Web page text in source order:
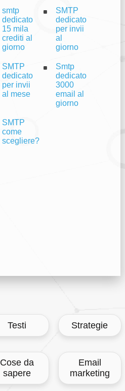
smtp
dedicato
15 mila
crediti al
giorno
SMTP
dedicato
per invii
al
giorno
SMTP
dedicato
per invii
al mese
Smtp
dedicato
3000
email al
giorno
SMTP
come
scegliere?
Testi Strategie
Cose da
sapere
Email
marketing